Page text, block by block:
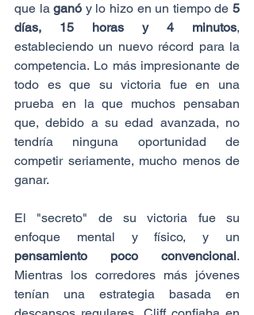
que la ganó y lo hizo en un tiempo de 5
días, 15 horas y 4 minutos,
estableciendo un nuevo récord para la
competencia. Lo más impresionante de
todo es que su victoria fue en una
prueba en la que muchos pensaban
que, debido a su edad avanzada, no
tendría ninguna oportunidad de
competir seriamente, mucho menos de
ganar.
El "secreto" de su victoria fue su
pensamiento poco convencional.
Mientras los corredores más jóvenes
tenían una estrategia basada en